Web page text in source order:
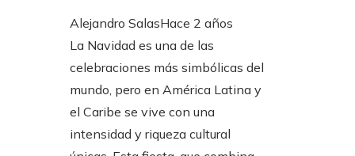
Alejandro SalasHace 2 años
La Navidad es una de las
celebraciones más simbólicas del
mundo, pero en América Latina y
el Caribe se vive con una
intensidad y riqueza cultural